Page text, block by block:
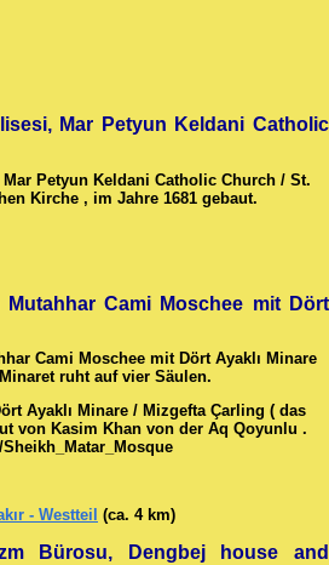
Mar Petyun Keldani Catholic
Petyun Keldani Catholic Church / St.
Kirche , im Jahre 1681 gebaut.
Mutahhar Cami Moschee mit Dört
Cami Moschee mit Dört Ayaklı Minare
ruht auf vier Säulen.
Ayaklı Minare / Mizgefta Çarling ( das
von Kasim Khan von der Aq Qoyunlu .
- Westteil (ca. 4 km)
Bürosu, Dengbej house and